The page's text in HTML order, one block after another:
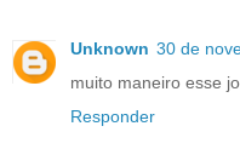
Unknown 30 de
muito maneiro esse
Responder